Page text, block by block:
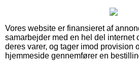
Vores website er finansieret af
samarbejder med en hel del internet
deres varer, og tager imod provision
hjemmeside gennemfører en